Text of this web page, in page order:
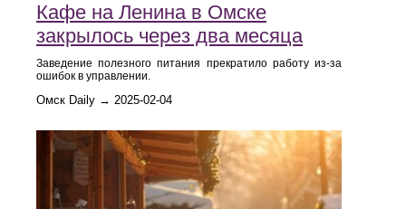
Кафе на Ленина в Омске
закрылось через два месяца
Заведение полезного питания прекратило работу из-за
ошибок в управлении.
Омск Daily → 2025-02-04